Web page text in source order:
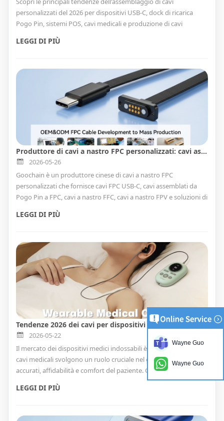
personalizzati del 2026 per dispositivi USB-C, dock di ricarica
Pogo Pin, sistemi POS, cavi medicali e produzione di cavi
LEGGI DI PIÙ
Produttore di cavi a nastro FPC personalizzati: cavi assemblati USB-C, Pogo Pin e FFC
2026-05-26
Goochain è un produttore cinese di cavi a nastro FPC
personalizzati che fornisce cavi FPC USB-C, cavi assemblati da
Pogo Pin a FPC, cavi a nastro FFC, cavi a nastro FPV e soluzioni di
assemblaggio di cavi OEM/ODM per dispositivi elettronici
compatti, accessori medici, terminali POS, prodotti di ricarica e
LEGGI DI PIÙ
Tendenze 2026 dei cavi per dispositivi medici indossabili: comfort, sicurezza e soluzioni personalizzate ad alte prestazioni
2026-05-22
Il mercato dei dispositivi medici indossabili è in rapida crescita e i
cavi medicali svolgono un ruolo cruciale nel garantire dati
accurati, affidabilità e comfort del paziente. Goochain fornisce
soluzioni di cavi OEM/ODM certificati ISO13485, FDA, CE e MDR
per dispositivi ECG, tVNS e di monitoraggio remoto.
LEGGI DI PIÙ
Wayne Guo
Wayne Guo